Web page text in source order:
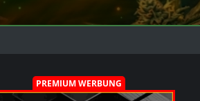
PREMIUM WERBUNG